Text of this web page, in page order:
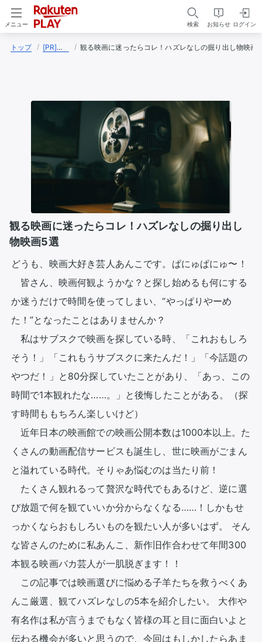
メニュー 検索 お知らせ ログイン
トップ [PR]あんこ（映画大好き芸人） 観る映画に迷ったらコレ！ハズレなしの掘り出し物映画
観る映画に迷ったらコレ！ハズレなしの掘り出し
物映画5選
どうも、映画大好き芸人あんこです。ぱにゅぱにゅ〜！
皆さん、映画何観ようかな？と探し始めるも何にする
か迷うだけで時間を使ってしまい、“やっぱりやーめ
た！”となったことはありませんか？
私はサブスクで映画を探している時、「これおもしろ
そう！」「これもうサブスクに来たんだ！」「今話題の
やつだ！」と80分探していたことがあり、「あっ、この
時間で1本観れたな……。」と後悔したことがある。（探
す時間ももちろん楽しいけど）
近年日本の映画館での映画公開本数は1000本以上。た
くさんの動画配信サービスも誕生し、世に映画がごまん
と溢れている時代。そりゃあ悩むのは当たり前！
たくさん観れるって贅沢な時代でもあるけど、逆に選
び放題で何を観ていいか分からなくなる……！しかもせ
っかくならおもしろいものを観たい人が多いはず。 そん
な皆さんのために私あんこ、新作旧作合わせて年間300
本観る映画バカ芸人が一肌脱ぎます！！
この記事では映画選びに悩める子羊たちを救うべくあ
んこ厳選、観てハズレなしの5本を紹介したい。 大作や
有名作は私が言うまでもなく皆様の耳と目に面白いよと
伝わる機会が多いと思うので、今回はもしかしたらあま